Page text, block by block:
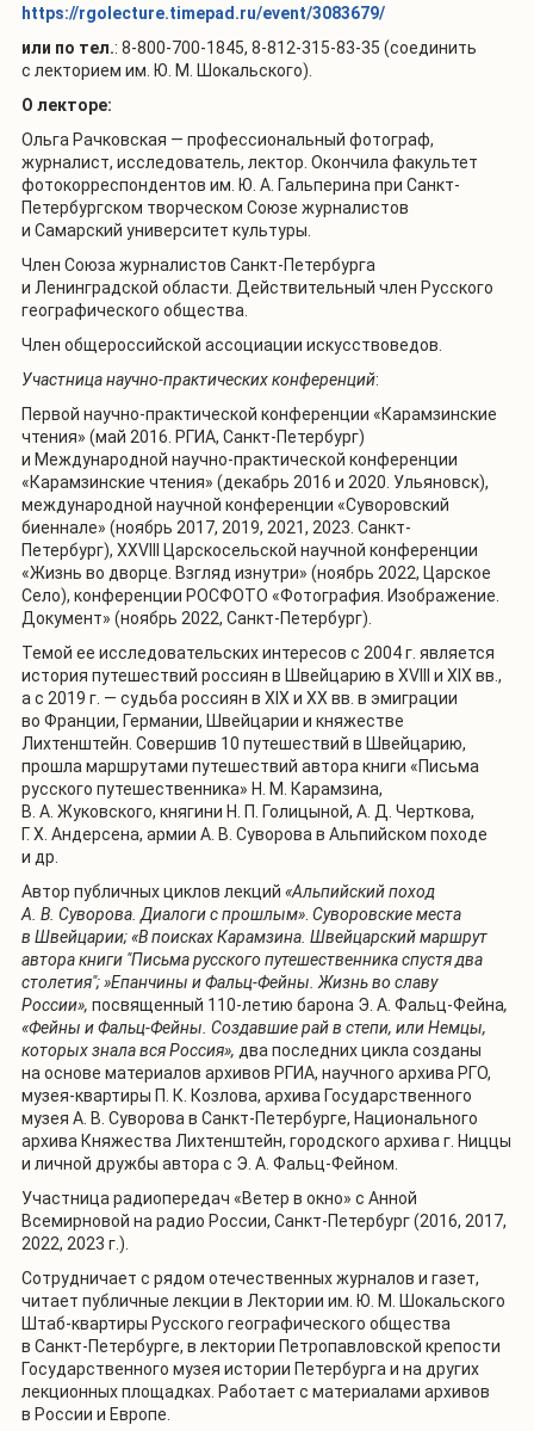
https://rgolecture.timepad.ru/event/3083679/
или по тел.: 8-800-700-1845, 8-812-315-83-35 (соединить
с лекторием им. Ю. М. Шокальского).
О лекторе:
Ольга Рачковская — профессиональный фотограф,
журналист, исследователь, лектор. Окончила факультет
фотокорреспондентов им. Ю. А. Гальперина при Санкт-
Петербургском творческом Союзе журналистов
и Самарский университет культуры.
Член Союза журналистов Санкт-Петербурга
и Ленинградской области. Действительный член Русского
географического общества.
Член общероссийской ассоциации искусствоведов.
Участница научно-практических конференций:
Первой научно-практической конференции «Карамзинские
чтения» (май 2016. РГИА, Санкт-Петербург)
и Международной научно-практической конференции
«Карамзинские чтения» (декабрь 2016 и 2020. Ульяновск),
международной научной конференции «Суворовский
биеннале» (ноябрь 2017, 2019, 2021, 2023. Санкт-
Петербург), XXVIII
Царскосельской научной конференции
«Жизнь во дворце. Взгляд изнутри» (ноябрь 2022, Царское
Село), конференции РОСФОТО «Фотография. Изображение.
Документ» (ноябрь 2022, Санкт-Петербург).
Темой ее исследовательских интересов с 2004 г. является
история путешествий россиян в Швейцарию в XVIII и XIX вв.,
а с 2019 г. — судьба россиян в XIX и ХХ вв. в эмиграции
во Франции, Германии, Швейцарии и княжестве
Лихтенштейн. Совершив 10 путешествий в Швейцарию,
прошла маршрутами путешествий автора книги «Письма
русского путешественника» Н. М. Карамзина,
В. А. Жуковского, княгини Н. П. Голицыной, А. Д. Черткова,
Г. Х. Андерсена, армии А. В. Суворова в Альпийском походе
и др.
Автор публичных циклов лекций «Альпийский поход
А. В. Суворова. Диалоги с прошлым». Суворовские места
в Швейцарии; «В поисках Карамзина. Швейцарский маршрут
автора книги "Письма русского путешественника спустя два
столетия"; »Епанчины и Фальц-Фейны. Жизнь во славу
России», посвященный 110-летию барона Э. А. Фальц-Фейна,
«Фейны и Фальц-Фейны. Создавшие рай в степи, или Немцы,
которых знала вся Россия», два последних цикласозданы
на основе материалов архивов РГИА, научного архива РГО,
музея-квартиры П. К. Козлова, архива Государственного
музея А. В. Суворова в Санкт-Петербурге, Национального
архива Княжества Лихтенштейн, городского архива г. Ниццы
и личной дружбы автора с Э. А. Фальц-Фейном.
Участница радиопередач «Ветер в окно» с Анной
Всемирновой на радио России, Санкт-Петербург (2016, 2017,
2022, 2023 г.).
Сотрудничает с рядом отечественных журналов и газет,
читает публичные лекции в Лектории им. Ю. М. Шокальского
Штаб-квартиры Русского географического общества
в Санкт-Петербурге, в лектории Петропавловской крепости
Государственного музея истории Петербурга и на других
лекционных площадках. Работает с материалами архивов
в России и Европе.